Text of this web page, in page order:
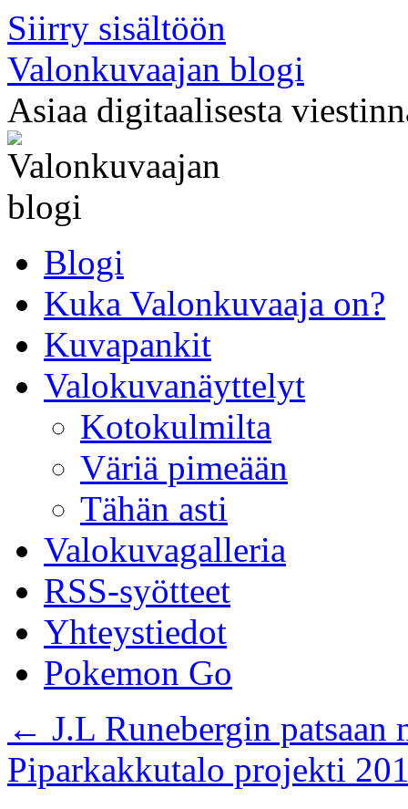
Siirry sisältöön
Valonkuvaajan blogi
Asiaa digitaalisesta
Blogi
Kuka Valonkuvaaja on?
Kuvapankit
Valokuvanäyttelyt
Kotokulmilta
Väriä pimeään
Tähän asti
Valokuvagalleria
RSS-syötteet
Yhteystiedot
Pokemon Go
← J.L Runebergin
Piparkakkutalo projekti